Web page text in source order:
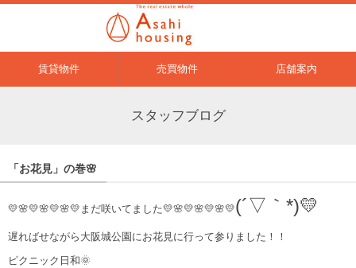
賃貸物件 売買物件 店舗案内
スタッフブログ
「お花見」の巻🌸
💛🌸💛🌸💛🌸💛まだ咲いてました💛🌸💛🌸💛🌸💛(´▽｀*)💛
遅ればせながら大阪城公園にお花見に行って参りました！！
ピクニック日和🌞